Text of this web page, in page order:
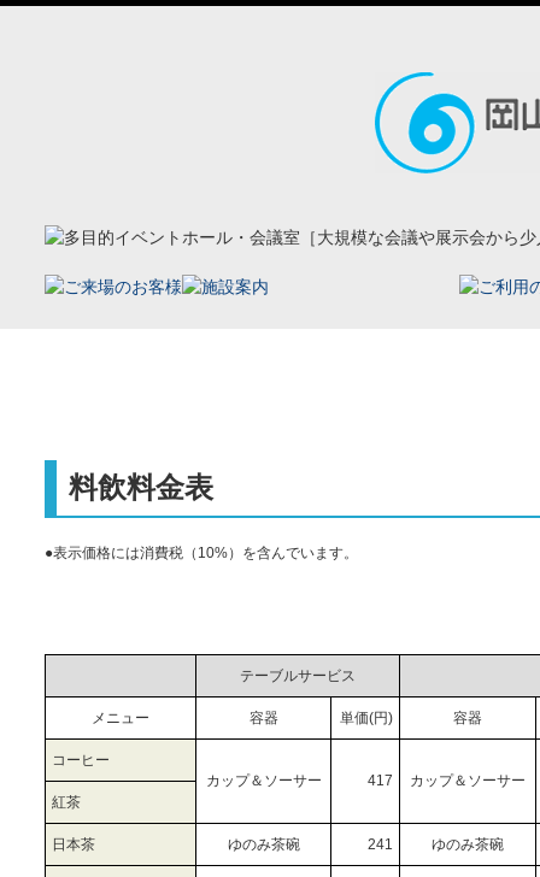
料飲料金表
●表示価格には消費税（10%）を含んでいます。
テーブルサービス
メニュー 容器 単価(円) 容器
コーヒー
カップ＆ソーサー
417
カップ＆ソーサー
紅茶
日本茶 ゆのみ茶碗 241 ゆのみ茶碗